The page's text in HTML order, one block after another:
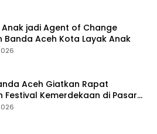
Anak jadi Agent of Change
Banda Aceh Kota Layak Anak
Aceh Giatkan Rapat
Festival Kemerdekaan di Pasar